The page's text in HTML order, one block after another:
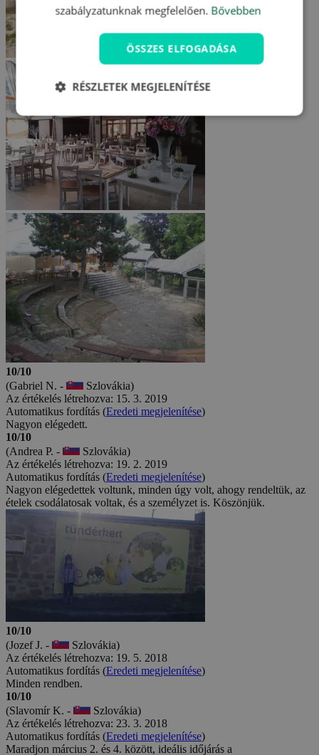
10/10
(Gabriel N. -
Szlovákia)
Az értékelés létrehozva: 15. 3. 2019
Automatikus fordítás (Eredeti megjelenítése)
Nagyon elégedett.
10/10
(Andrea P. -
Szlovákia)
Az értékelés létrehozva: 19. 2. 2019
Automatikus fordítás (Eredeti megjelenítése)
Nagyon elégedettek voltunk, minden úgy volt, ahogy rendeltük, az
ételek csodálatosak voltak, és a személyzet is. Köszönjük.
10/10
(Jozef J. -
Szlovákia)
Az értékelés létrehozva: 19. 5. 2018
Automatikus fordítás (Eredeti megjelenítése)
Minden rendben.
10/10
(Slavomír K. -
Szlovákia)
Az értékelés létrehozva: 23. 3. 2018
Automatikus fordítás (Eredeti megjelenítése)
Maradjon március 2. és 4. között, ideális időjárás a
szabályzatunknak megfelelően. Bővebben
ÖSSZES ELFOGADÁSA
RÉSZLETEK MEGJELENÍTÉSE